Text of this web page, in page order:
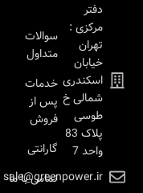
دفتر
مرکزی :
تهران
خیابان
اسکندری
شمالی خ
طوسی
پلاک 83
واحد 7
sale@greenpower.ir
سوالات
متداول
خدمات
پس از
فروش
گارانتی
تماس با ما